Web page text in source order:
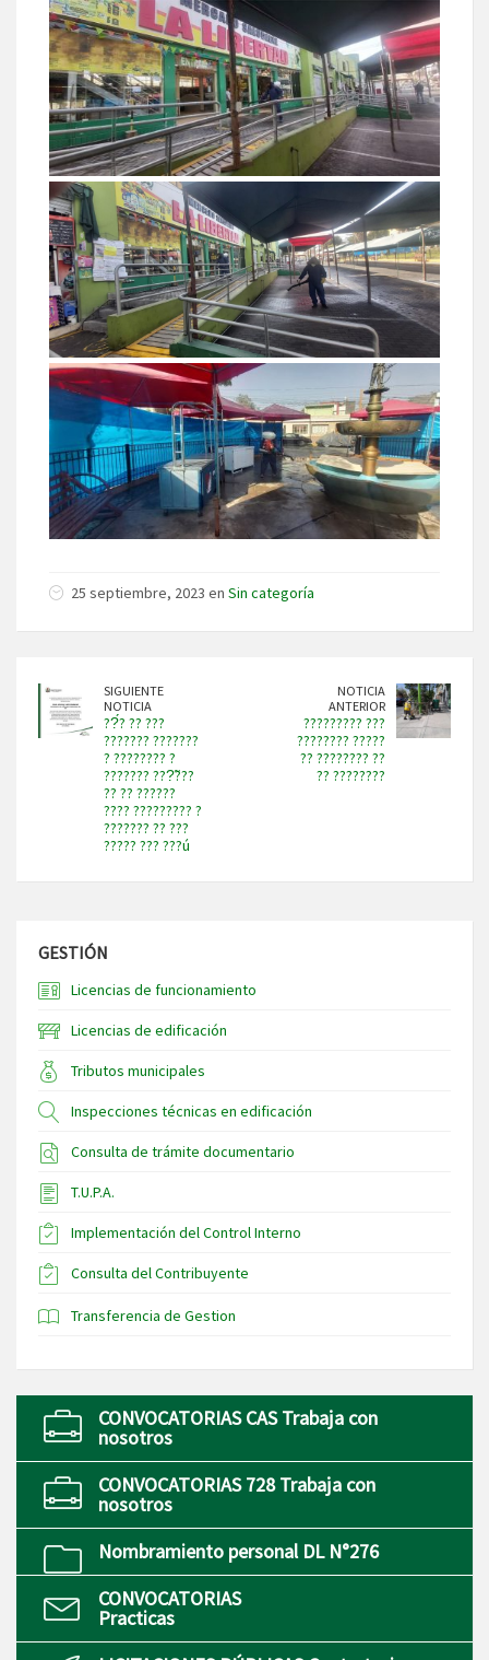
25 septiembre, 2023 en Sin categoría
SIGUIENTE
NOTICIA
??́? ?? ???
??????? ???????
? ???????? ?
??????? ???̃???
?? ?? ??????
???? ????????? ?
??????? ?? ???
????? ??? ???ú
NOTICIA
ANTERIOR
????????? ???
???????? ?????
?? ???????? ??
?? ????????
GESTIÓN
Licencias de funcionamiento
Licencias de edificación
Tributos municipales
Inspecciones técnicas en edificación
Consulta de trámite documentario
T.U.P.A.
Implementación del Control Interno
Consulta del Contribuyente
Transferencia de Gestion
CONVOCATORIAS CAS Trabaja con
nosotros
CONVOCATORIAS 728 Trabaja con
nosotros
Nombramiento personal DL N°276
CONVOCATORIAS
Practicas